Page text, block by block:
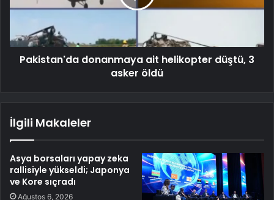
Pakistan'da donanmaya ait helikopter düştü, 3
asker öldü
İlgili Makaleler
Asya borsaları yapay zeka
rallisiyle yükseldi; Japonya
ve Kore sıçradı
Ağustos 6, 2026